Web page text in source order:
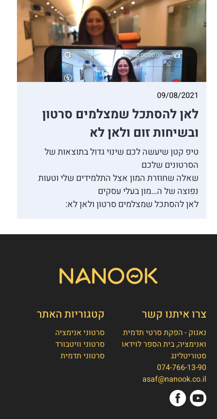
09/08/2021
לאן להסתכל שמצלמים סרטון
ובשיחות זום ולאן לא
טיפ קטן שיעשה לכם שינוי גדול בתוצאות של
הסרטונים שלכם
שאלה שחוזרת המון אצל התלמידים שלי וטעות
נפוצה של ה…מון בעלי עסקים
לאן להסתכל שמצלמים סרטון ולאן לא:
צרו איתנו קשר
נאנוק - הפקת סרטי תדמית
ואנימציה, בית הספר לוידאו
סטוריטלינג
074-766-13-90
asaf@nanook.co.il
קטגוריות האתר
סרטוני אנימציה
סרטוני וויטבורד
סרטוני תדמית